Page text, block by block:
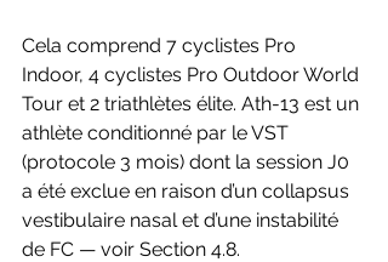
Cela comprend 7 cyclistes Pro
Indoor, 4 cyclistes Pro Outdoor World
Tour et 2 triathlètes élite. Ath-13 est un
athlète conditionné par le VST
(protocole 3 mois) dont la session J0
a été exclue en raison d’un collapsus
vestibulaire nasal et d’une instabilité
de FC — voir Section 4.8.